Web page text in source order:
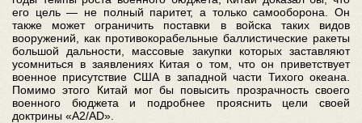
его цель — не полный паритет, а только самооборона. Он
также может ограничить поставки в войска таких видов
вооружений, как противокорабельные баллистические ракеты
большой дальности, массовые закупки которых заставляют
усомниться в заявлениях Китая о том, что он приветствует
военное присутствие США в западной части Тихого океана.
Помимо этого Китай мог бы повысить прозрачность своего
военного бюджета и подробнее прояснить цели своей
доктрины «A2/AD».